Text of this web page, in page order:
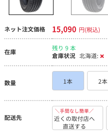
ネット注文価格 15,090 円(税込)
在庫
残り 9 本
倉庫状況 北海道:
数量 1本 2本
配送先
＼手間なし簡単／
近くの取付店へ
直送する